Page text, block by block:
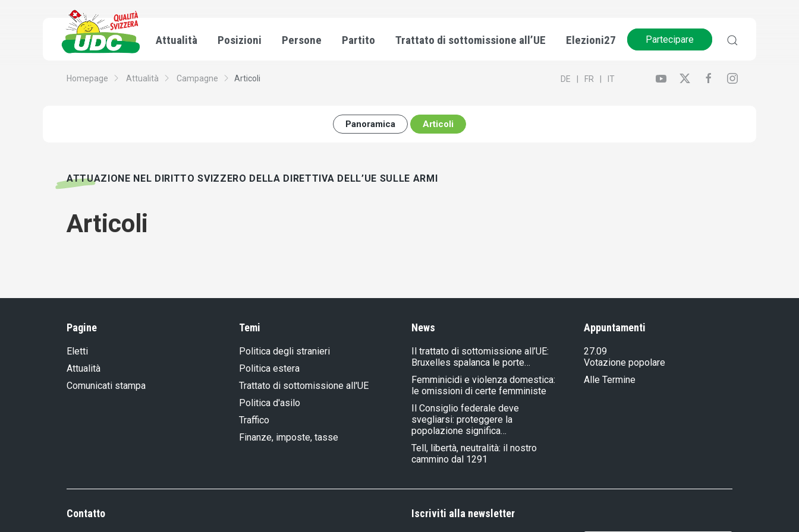
Attualità Posizioni Persone Partito Trattato di sottomissione all’UE Elezioni27 Partecipare
Homepage Attualità Campagne Articoli DE FR IT
Panoramica Articoli
ATTUAZIONE NEL DIRITTO SVIZZERO DELLA DIRETTIVA DELL’UE SULLE ARMI
Articoli
Pagine
Eletti
Attualità
Comunicati stampa
Temi
Politica degli stranieri
Politica estera
Trattato di sottomissione all'UE
Politica d'asilo
Traffico
Finanze, imposte, tasse
News
Il trattato di sottomissione all’UE:
Bruxelles spalanca le porte…
Femminicidi e violenza domestica:
le omissioni di certe femministe
Il Consiglio federale deve
svegliarsi: proteggere la
popolazione significa…
Tell, libertà, neutralità: il nostro
cammino dal 1291
Appuntamenti
27.09
Votazione popolare
Alle Termine
Contatto Iscriviti alla newsletter